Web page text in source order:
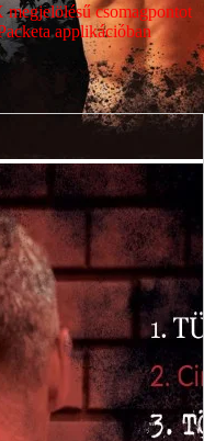
csomagpontot
applikációban